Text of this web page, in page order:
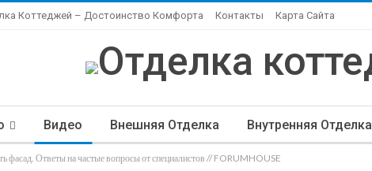
Коттеджей – Достоинство Комфорта Контакты Карта Сайта
Видео Внешняя Отделка Внутренняя Отделка
Ландшафтный Дизайн Элитная Отделка
фасад. Ответы на частые вопросы от специалистов // FORUMHOUSE